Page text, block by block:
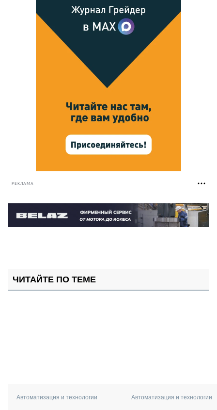
РЕКЛАМА
ЧИТАЙТЕ ПО ТЕМЕ
Автоматизация и технологии Автоматизация и технологии